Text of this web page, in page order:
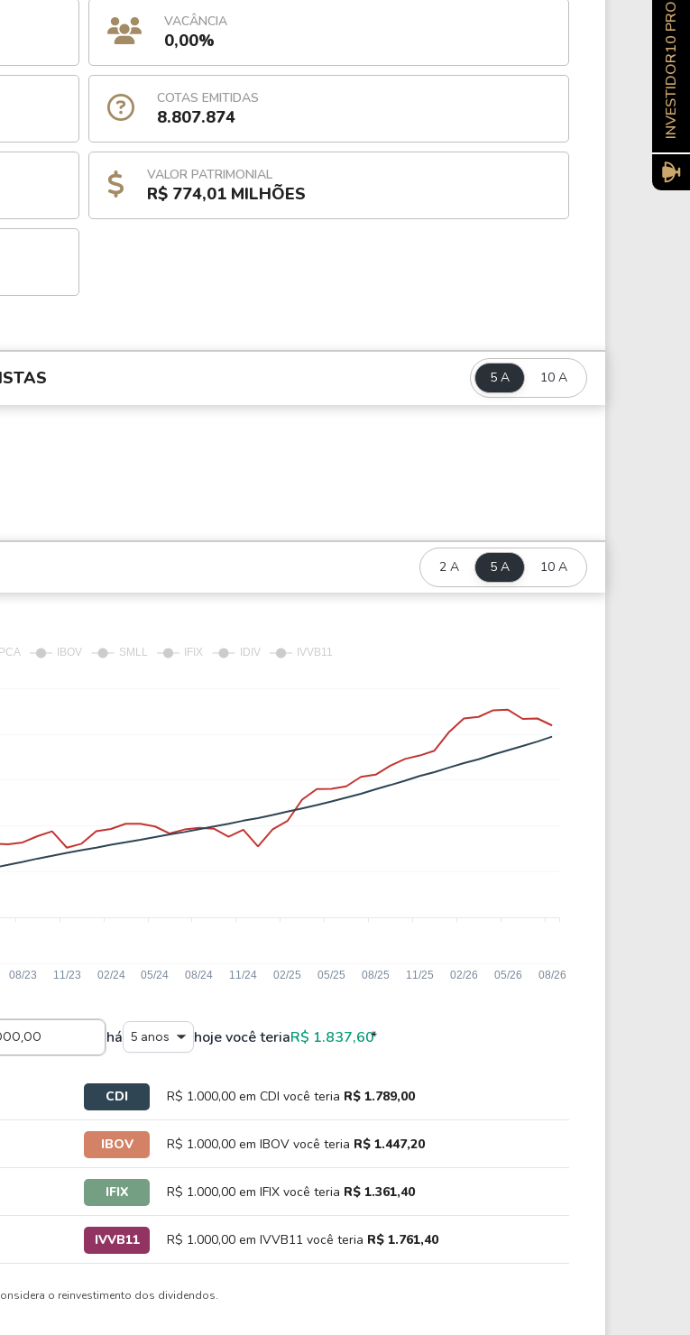
VACÂNCIA
0,00%
COTAS EMITIDAS
8.807.874
VALOR PATRIMONIAL
R$ 774,01 MILHÕES
5 A 10 A
2 A 5 A 10 A
há 5 anos hoje você teriaR$ 1.837,60*
CDI R$ 1.000,00 em CDI você teria R$ 1.789,00
IBOV R$ 1.000,00 em IBOV você teria R$ 1.447,20
IFIX R$ 1.000,00 em IFIX você teria R$ 1.361,40
IVVB11 R$ 1.000,00 em IVVB11 você teria R$ 1.761,40
o reinvestimento dos dividendos.
INVESTIDOR10 PRO